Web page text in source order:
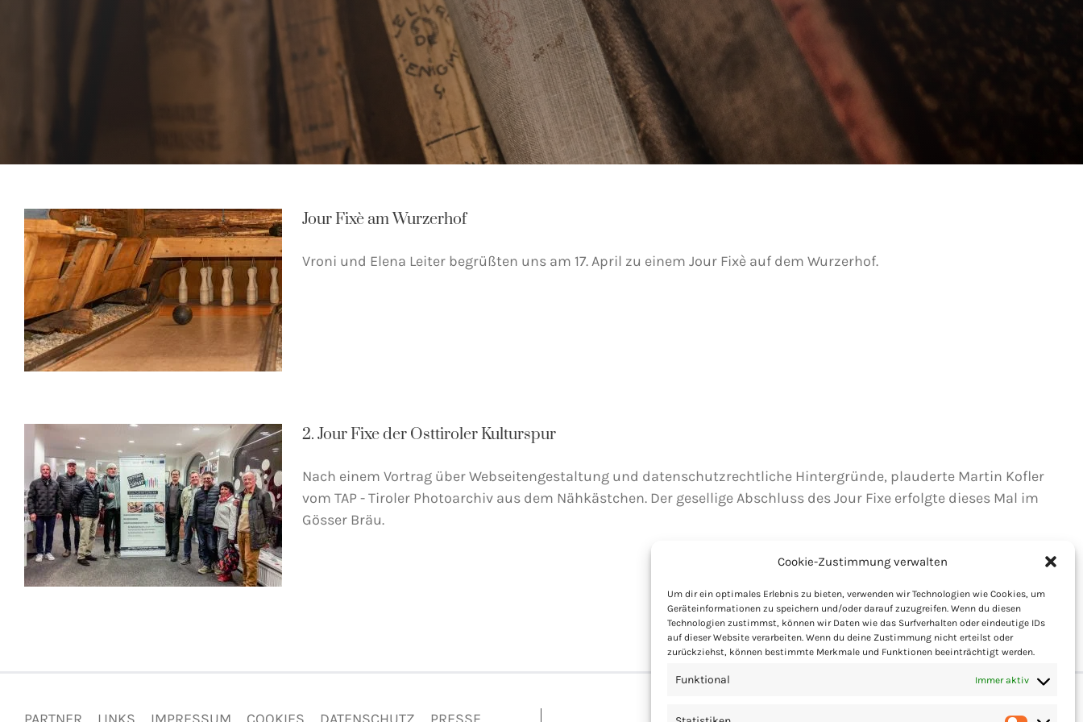
Cookie-Zustimmung verwalten
Um dir ein optimales Erlebnis zu bieten, verwenden wir Technologien wie Cookies, um
Geräteinformationen zu speichern und/oder darauf zuzugreifen. Wenn du diesen
Technologien zustimmst, können wir Daten wie das Surfverhalten oder eindeutige IDs
auf dieser Website verarbeiten. Wenn du deine Zustimmung nicht erteilst oder
zurückziehst, können bestimmte Merkmale und Funktionen beeinträchtigt werden.
Funktional Immer aktiv
Jour Fixè am Wurzerhof
Vroni und Elena Leiter begrüßten uns am 17. April zu einem Jour Fixè auf dem Wurzerhof.
2. Jour Fixe der Osttiroler Kulturspur
Nach einem Vortrag über Webseitengestaltung und datenschutzrechtliche Hintergründe, plauderte Martin Kofler
vom TAP - Tiroler Photoarchiv aus dem Nähkästchen. Der gesellige Abschluss des Jour Fixe erfolgte dieses Mal im
Gösser Bräu.